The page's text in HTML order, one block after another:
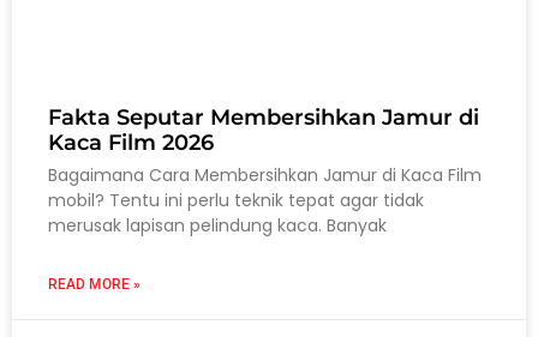
Fakta Seputar Membersihkan Jamur di
Kaca Film 2026
Bagaimana Cara Membersihkan Jamur di Kaca Film
mobil? Tentu ini perlu teknik tepat agar tidak
merusak lapisan pelindung kaca. Banyak
READ MORE »